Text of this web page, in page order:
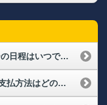
2026年のクラブホークスジュニアデーの日程はいつですか。
ホークス筑後ファンクラブの年会費の支払方法はどのような方法がありますか？